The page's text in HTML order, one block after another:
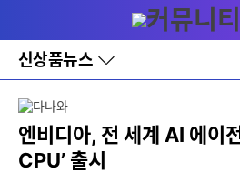
와
홈
신상품뉴스
바
로
레
이
엔비디아, 전 세계 AI 에이
CPU’ 출시